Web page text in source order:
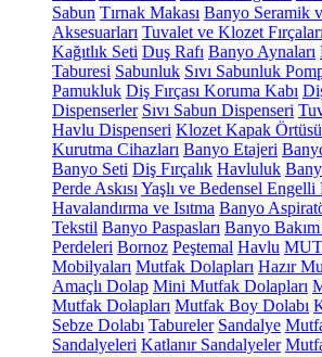
Sabun Tırnak Makası Banyo Seramik
Aksesuarları Tuvalet ve Klozet Fırçaları
Kağıtlık Seti Duş Rafı Banyo Aynaları
Taburesi Sabunluk Sıvı Sabunluk
Pamukluk Diş Fırçası Koruma Kabı
Dispenserler Sıvı Sabun Dispenseri
Havlu Dispenseri Klozet Kapak
Kurutma Cihazları Banyo Etajeri
Banyo Seti Diş Fırçalık Havluluk
Perde Askısı Yaşlı ve Bedensel
Havalandırma ve Isıtma Banyo
Tekstil Banyo Paspasları Banyo
Perdeleri Bornoz Peştemal Havlu
Mobilyaları Mutfak Dolapları Hazır
Amaçlı Dolap Mini Mutfak Dolapları
Mutfak Dolapları Mutfak Boy Dolabı
Sebze Dolabı Tabureler Sandalye
Sandalyeleri Katlanır Sandalyeler